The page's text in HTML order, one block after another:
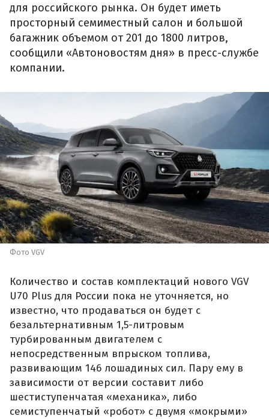
для российского рынка. Он будет иметь
просторный семиместный салон и большой
багажник объемом от 201 до 1800 литров,
сообщили «Автоновостям дня» в пресс-службе
компании.
Фото VGV
Количество и состав комплектаций нового VGV
U70 Plus для России пока не уточняется, но
известно, что продаваться он будет с
безальтернативным 1,5-литровым
турбированным двигателем с
непосредственным впрыском топлива,
развивающим 146 лошадиных сил. Пару ему в
зависимости от версии составит либо
шестиступенчатая «механика», либо
семиступенчатый «робот» с двумя «мокрыми»